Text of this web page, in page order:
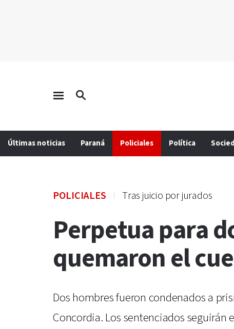
Últimas noticias Paraná Policiales Política
POLICIALES Tras juicio por jurados
Perpetua para
quemaron el
Dos hombres fueron condenados a
Concordia. Los sentenciados